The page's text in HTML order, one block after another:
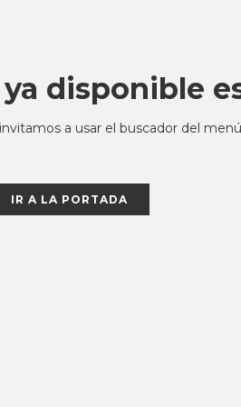
disponible
a usar el buscador del
IR A LA PORTADA